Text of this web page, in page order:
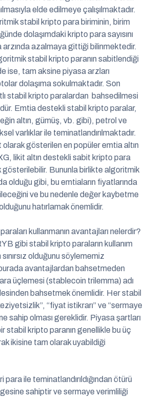
elde edilmeye çalışılmaktadır.
stabil kripto para biriminin, birim
dolaşımdaki kripto para sayısını
azalmaya gittiği bilinmektedir.
stabil kripto paranın sabitlendiği
ise, tam aksine piyasa arzları
dolaşıma sokulmaktadır. Son
stabil kripto paralardan bahsedilmesi
Emtia destekli stabil kripto paralar,
altın, gümüş, vb. gibi), petrol ve
varlıklar ile teminatlandırılmaktadır.
olarak gösterilen en popüler emtia altın
likit altın destekli sabit kripto para
gösterilebilir. Bununla birlikte algoritmik
olduğu gibi, bu emtiaların fiyatlarında
ve bu nedenle değer kaybetme
hatırlamak önemlidir.
kullanmanın avantajları nelerdir?
gibi stabil kripto paraların kullanım
sınırsız olduğunu söylememiz
avantajlardan bahsetmeden
üçlemesi (stablecoin trilemma) adı
bahsetmek önemlidir. Her stabil
“fiyat istikrarı” ve “sermaye
sahip olması gereklidir. Piyasa şartları
stabil kripto paranın genellikle bu üç
ikisine tam olarak uyabildiği
ile teminatlandırıldığından ötürü
sahiptir ve sermaye verimliliği